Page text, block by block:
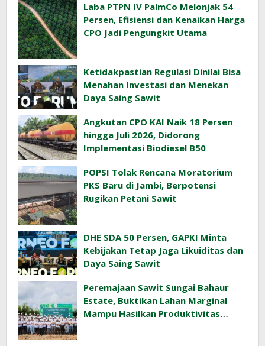
Laba PTPN IV PalmCo Melonjak 54
Persen, Efisiensi dan Kenaikan Harga
CPO Jadi Pengungkit Utama
Ketidakpastian Regulasi Dinilai Bisa
Menahan Investasi dan Menekan
Daya Saing Sawit
Angkutan CPO KAI Naik 18 Persen
hingga Juli 2026, Didorong
Implementasi Biodiesel B50
POPSI Tolak Rencana Moratorium
PKS Baru di Jambi, Berpotensi
Rugikan Petani Sawit
DHE SDA 50 Persen, GAPKI Minta
Kebijakan Tetap Jaga Likuiditas dan
Daya Saing Sawit
Peremajaan Sawit Sungai Bahaur
Estate, Buktikan Lahan Marginal
Mampu Hasilkan Produktivitas